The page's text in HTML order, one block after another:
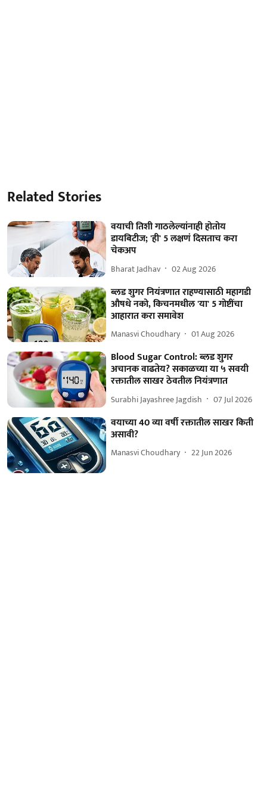
Related Stories
वयाची तिशी गाठलेल्यांनाही होतोय
डायबिटीज; 'ही' 5 लक्षणं दिसताच करा
चेकअप
Bharat Jadhav 02 Aug 2026
ब्लड शुगर नियंत्रणात राहण्यासाठी महागडी
औषधे नको, किचनमधील 'या' 5 गोष्टींचा
आहारात करा समावेश
Manasvi Choudhary 01 Aug 2026
Blood Sugar Control: ब्लड शुगर
अचानक वाढतेय? सकाळच्या या ५ सवयी
रक्तातील साखर ठेवतील नियंत्रणात
Surabhi Jayashree Jagdish 07 Jul 2026
वयाच्या 40 व्या वर्षी रक्तातील साखर किती
असावी?
Manasvi Choudhary 22 Jun 2026